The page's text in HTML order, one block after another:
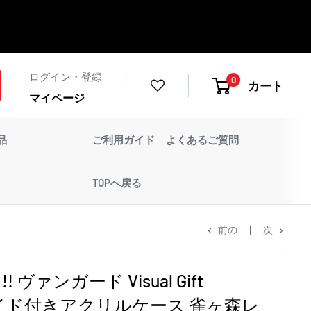
ログイン・登録
マイページ
0 カート
ご利用ガイド よくあるご質問
TOPへ戻る
前の 次
ヴァンガード Visual Gift
付きアクリルケース 雀ヶ森レ